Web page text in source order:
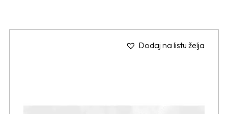
Dodaj na listu želja